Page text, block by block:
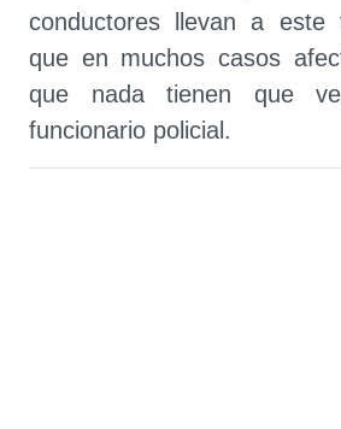
conductores llevan a este
que en muchos casos
que nada tienen que
funcionario policial.